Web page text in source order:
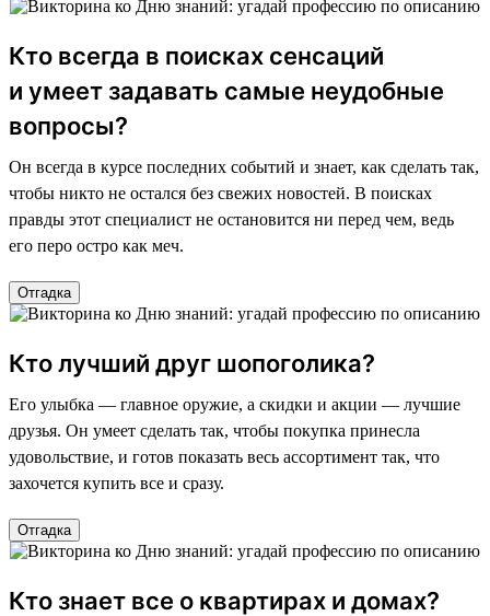
Кто всегда в поисках сенсаций
и умеет задавать самые неудобные
вопросы?
Он всегда в курсе последних событий и знает, как сделать так,
чтобы никто не остался без свежих новостей. В поисках
правды этот специалист не остановится ни перед чем, ведь
его перо остро как меч.
Отгадка
Кто лучший друг шопоголика?
Его улыбка — главное оружие, а скидки и акции — лучшие
друзья. Он умеет сделать так, чтобы покупка принесла
удовольствие, и готов показать весь ассортимент так, что
захочется купить все и сразу.
Отгадка
Кто знает все о квартирах и домах?